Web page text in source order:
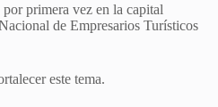
primera vez en la capital
de Empresarios Turísticos
este tema.